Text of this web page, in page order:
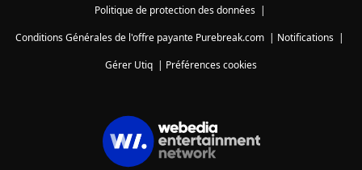
Politique de protection des données|
Conditions Générales de l'offre payante Purebreak.com | Notifications |
Gérer Utiq | Préférences cookies